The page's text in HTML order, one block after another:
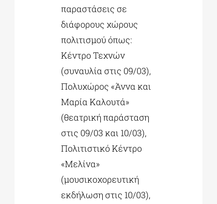
παραστάσεις σε
διάφορους χώρους
πολιτισμού όπως:
Κέντρο Τεχνών
(συναυλία στις 09/03),
Πολυχώρος «Άννα και
Μαρία Καλουτά»
(θεατρική παράσταση
στις 09/03 και 10/03),
Πολιτιστικό Κέντρο
«Μελίνα»
(μουσικοχορευτική
εκδήλωση στις 10/03),